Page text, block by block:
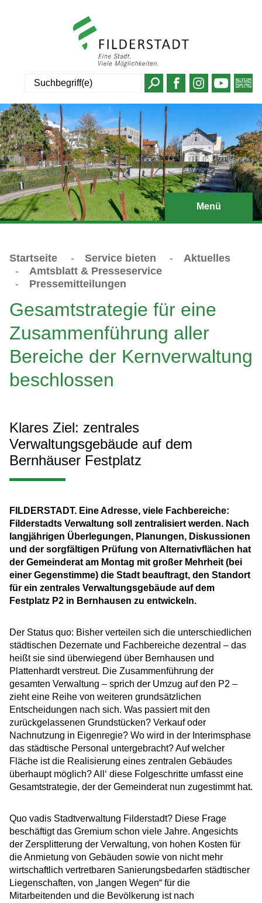
Menü
Startseite - Service bieten -
Aktuelles
-
Amtsblatt & Presseservice
-
Pressemitteilungen
Gesamtstrategie für eine
Zusammenführung aller
Bereiche der Kernverwaltung
beschlossen
Klares Ziel: zentrales
Verwaltungsgebäude auf dem
Bernhäuser Festplatz
FILDERSTADT. Eine Adresse, viele Fachbereiche:
Filderstadts Verwaltung soll zentralisiert werden. Nach
langjährigen Überlegungen, Planungen, Diskussionen
und der sorgfältigen Prüfung von Alternativflächen hat
der Gemeinderat am Montag mit großer Mehrheit (bei
einer Gegenstimme) die Stadt beauftragt, den Standort
für ein zentrales Verwaltungsgebäude auf dem
Festplatz P2 in Bernhausen zu entwickeln.
Der Status quo: Bisher verteilen sich die unterschiedlichen
städtischen Dezernate und Fachbereiche dezentral – das
heißt sie sind überwiegend über Bernhausen und
Plattenhardt verstreut. Die Zusammenführung der
gesamten Verwaltung – sprich der Umzug auf den P2 –
zieht eine Reihe von weiteren grundsätzlichen
Entscheidungen nach sich. Was passiert mit den
zurückgelassenen Grundstücken? Verkauf oder
Nachnutzung in Eigenregie? Wo wird in der Interimsphase
das städtische Personal untergebracht? Auf welcher
Fläche ist die Realisierung eines zentralen Gebäudes
überhaupt möglich? All‘ diese Folgeschritte umfasst eine
Gesamtstrategie, der der Gemeinderat nun zugestimmt hat.
Quo vadis Stadtverwaltung Filderstadt? Diese Frage
beschäftigt das Gremium schon viele Jahre. Angesichts
der Zersplitterung der Verwaltung, von hohen Kosten für
die Anmietung von Gebäuden sowie von nicht mehr
wirtschaftlich vertretbaren Sanierungsbedarfen städtischer
Liegenschaften, von „langen Wegen“ für die
Mitarbeitenden und die Bevölkerung ist nach